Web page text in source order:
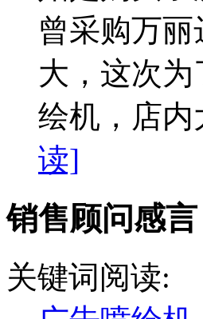
曾采购万
大，这次
绘机，店内
读]
销售顾问感言
关键词阅读: